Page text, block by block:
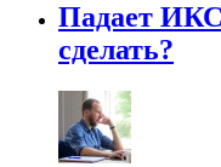
Падает ИКС
сделать?